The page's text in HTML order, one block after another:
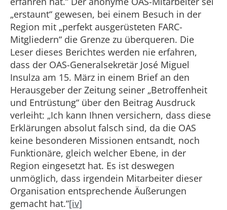
„erstaunt“ gewesen, bei einem Besuch in der
Region mit „perfekt ausgerüsteten FARC-
Mitgliedern“ die Grenze zu überqueren. Die
Leser dieses Berichtes werden nie erfahren,
dass der OAS-Generalsekretär José Miguel
Insulza am 15. März in einem Brief an den
Herausgeber der Zeitung seiner „Betroffenheit
und Entrüstung“ über den Beitrag Ausdruck
verleiht: „Ich kann Ihnen versichern, dass diese
Erklärungen absolut falsch sind, da die OAS
keine besonderen Missionen entsandt, noch
Funktionäre, gleich welcher Ebene, in der
Region eingesetzt hat. Es ist deswegen
unmöglich, dass irgendein Mitarbeiter dieser
Organisation entsprechende Äußerungen
gemacht hat.“[iv]